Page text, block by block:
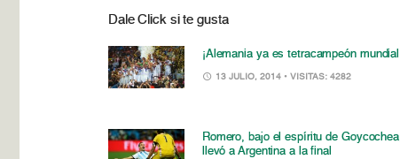
Dale Click si te gusta
¡Alemania ya es tetracampeón
13 JULIO, 2014 • VISITAS: 4282
Romero, bajo el espíritu de
llevó a Argentina a la final